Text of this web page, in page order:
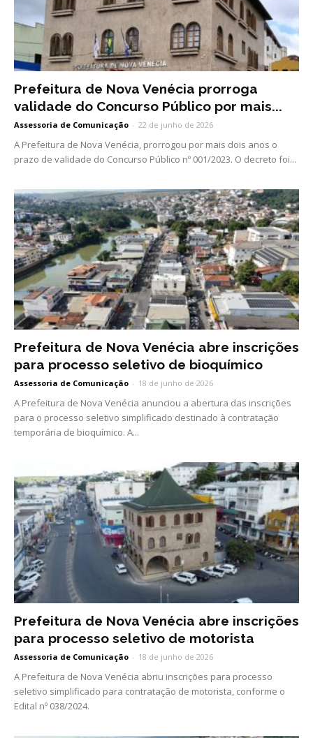
Prefeitura de Nova Venécia prorroga
validade do Concurso Público por mais...
Assessoria de Comunicação - 22 de junho de 2026
A Prefeitura de Nova Venécia, prorrogou por mais dois anos o
prazo de validade do Concurso Público nº 001/2023. O decreto foi...
Prefeitura de Nova Venécia abre inscrições
para processo seletivo de bioquímico
Assessoria de Comunicação - 18 de junho de 2026
A Prefeitura de Nova Venécia anunciou a abertura das inscrições
para o processo seletivo simplificado destinado à contratação
temporária de bioquímico. A...
Prefeitura de Nova Venécia abre inscrições
para processo seletivo de motorista
Assessoria de Comunicação - 18 de junho de 2026
A Prefeitura de Nova Venécia abriu inscrições para processo
seletivo simplificado para contratação de motorista, conforme o
Edital nº 038/2024.